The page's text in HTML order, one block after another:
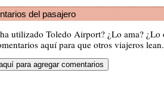
del pasajero
utilizado Toledo Airport? ¿Lo ama? ¿Lo
aquí para que otros viajeros lean.